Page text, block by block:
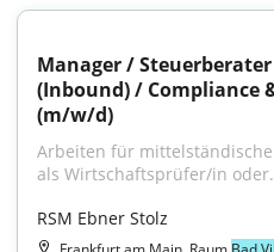
Manager /
(Inbound) / Compliance
(m/w/d)
Arbeiten für
als Wirtschaftsprüfer/in
RSM Ebner Stolz